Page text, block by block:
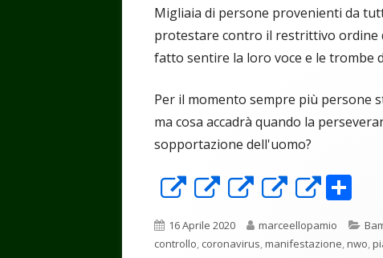
Migliaia di persone provenienti da
protestare contro il restrittivo ordine
fatto sentire la loro voce e le trombe
Per il momento sempre più persone
ma cosa accadrà quando la
sopportazione dell'uomo?
Apre
in
una
Apre
in
una
Apre
in
una
Apre
in
una
Apre
in
una
o
n
Pubblicato
16 Aprile 2020 Autore
marceellopamio
controllo coronavirus manifestazione nwo